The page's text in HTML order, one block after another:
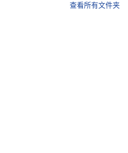
查看所有文件夹